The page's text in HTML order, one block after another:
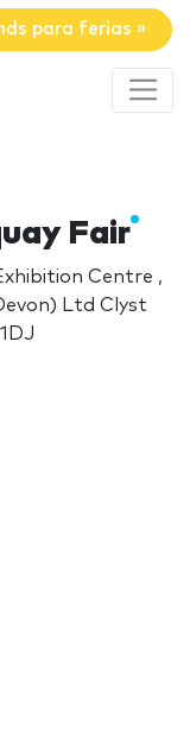
para ferias »
Fair
Centre ,
Ltd Clyst